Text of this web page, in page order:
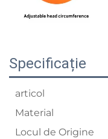
Specificație
articol
Material
Locul de Origine